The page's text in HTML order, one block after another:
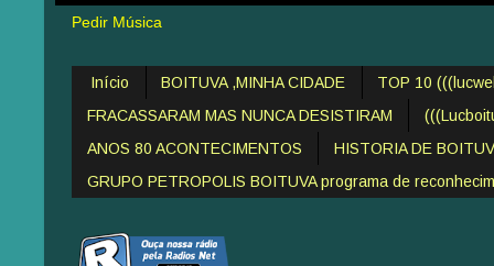
Pedir Música
Início BOITUVA ,MINHA CIDADE
TOP 10
FRACASSARAM MAS NUNCA DESISTIRAM
ANOS 80 ACONTECIMENTOS
HISTORIA DE
GRUPO PETROPOLIS BOITUVA programa de